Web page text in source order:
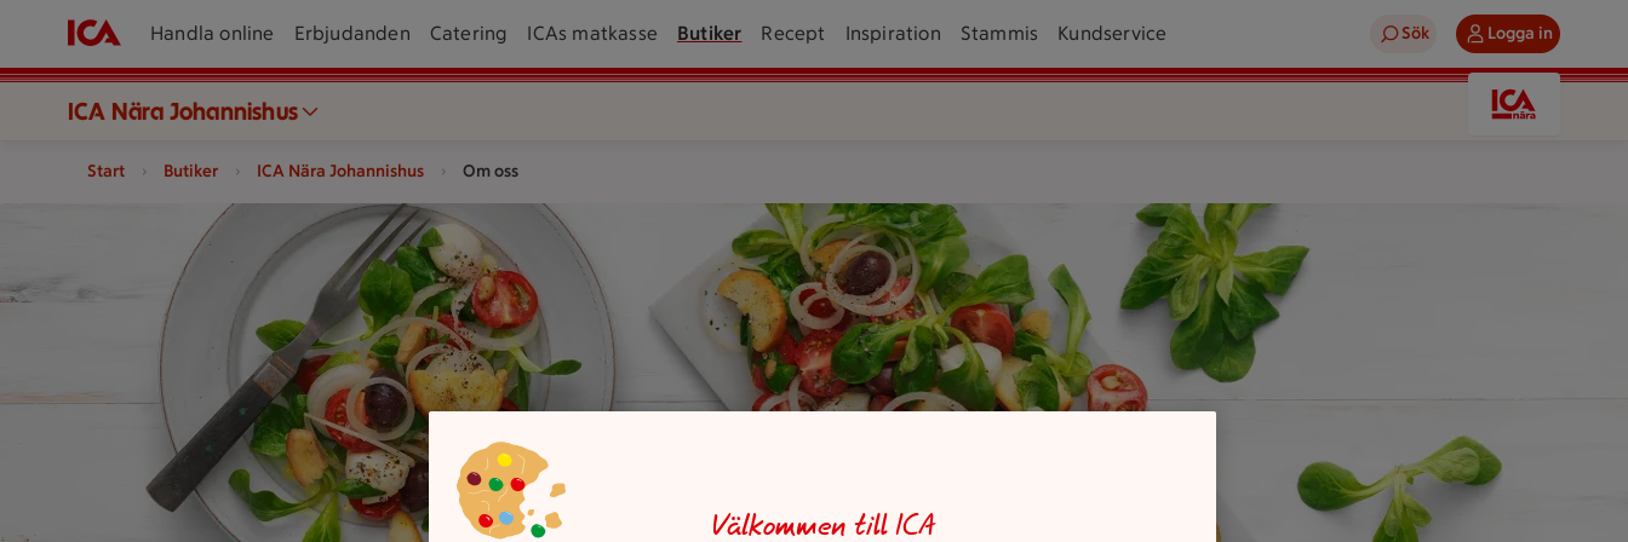
Handla online Erbjudanden Catering ICAs matkasse Butiker Recept Inspiration Stammis Kundservice Sök Logga in
ICA Nära Johannishus
Start Butiker ICA Nära Johannishus Om oss
En sallad med grönsaker serveras på en tallrik och ett papper med bestick och saltkar bredvid.
Välkommen till ICA